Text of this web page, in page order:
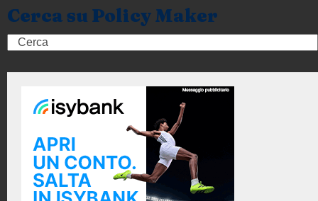
Cerca su Policy Maker
Search